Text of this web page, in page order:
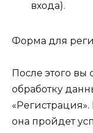
входа).
Форма для
После этого вы
обработку
она пройдет